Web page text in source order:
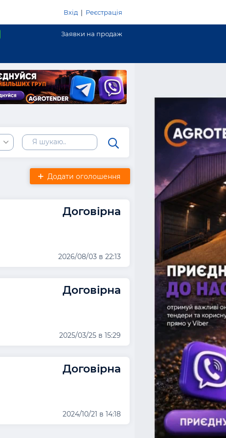
Вхід | Реєстрація
Заявки на продаж
Додати оголошення
Договірна
2026/08/03 в 22:13
Договірна
2025/03/25 в 15:29
Договірна
2024/10/21 в 14:18